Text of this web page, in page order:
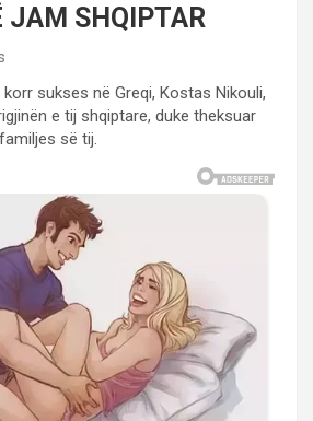
JAM SHQIPTAR
sukses në Greqi, Kostas Nikouli,
e tij shqiptare, duke theksuar
së tij.